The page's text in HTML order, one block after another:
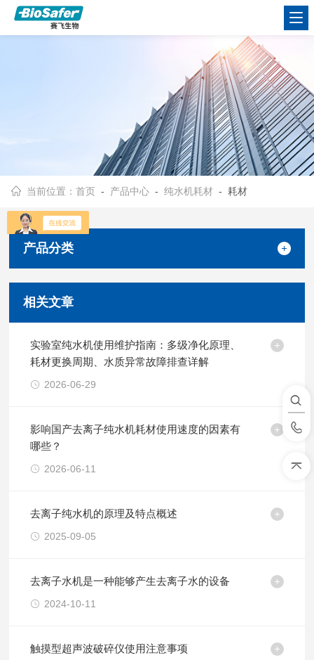
当前位置：首页 - 产品中心 -纯水机耗材 - 耗材
产品分类
相关文章
实验室纯水机使用维护指南：多级净化原理、
耗材更换周期、水质异常故障排查详解
2026-06-29
影响国产去离子纯水机耗材使用速度的因素有
哪些？
2026-06-11
去离子纯水机的原理及特点概述
2025-09-05
去离子水机是一种能够产生去离子水的设备
2024-10-11
触摸型超声波破碎仪使用注意事项